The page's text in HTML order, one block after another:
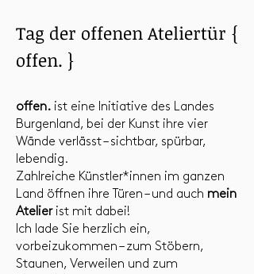
Tag der offenen Ateliertür {
offen. }
offen. ist eine Initiative des Landes
Burgenland, bei der Kunst ihre vier
Wände verlässt – sichtbar, spürbar,
lebendig.
Zahlreiche Künstler*innen im ganzen
Land öffnen ihre Türen – und auch mein
Atelierist mit dabei!
Ich lade Sie herzlich ein,
vorbeizukommen – zum Stöbern,
Staunen, Verweilen und zum